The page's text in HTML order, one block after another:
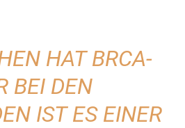
HAT BRCA-
BEI DEN
IST ES EINER